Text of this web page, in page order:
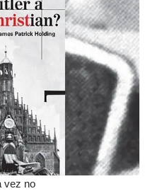
vez no